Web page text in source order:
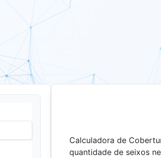
Calculadora de
quantidade de seixos